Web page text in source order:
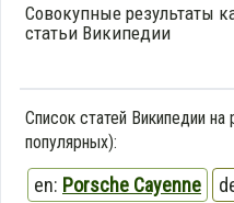
Совокупные результаты
статьи Википедии
Список статей Википедии
популярных):
en: Porsche Cayenne